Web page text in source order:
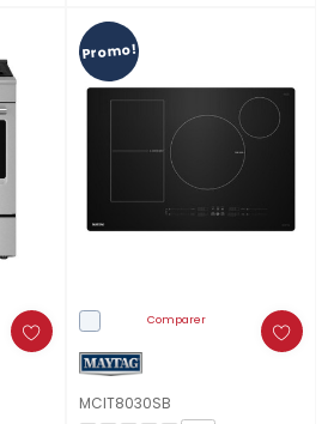
Promo!
Comparer
MCIT8030SB